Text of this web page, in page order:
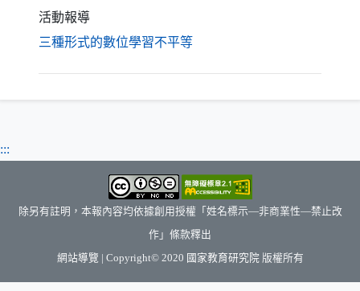
活動報導
三種形式的數位學習不平等（另開新視窗）
:::
除另有註明，本報內容均依據創用授權「姓名標示—非商業性—禁止改
作」條款釋出
網站導覽 | Copyright© 2020 國家教育研究院（另開新視窗）
版權所有